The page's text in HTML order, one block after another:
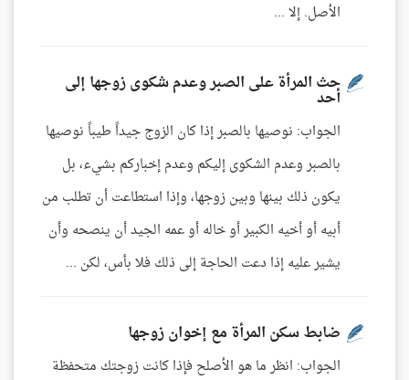
الأصل. إلا ...
حث المرأة على الصبر وعدم شكوى زوجها إلى
أحد
الجواب: نوصيها بالصبر إذا كان الزوج جيداً طيباً نوصيها
بالصبر وعدم الشكوى إليكم وعدم إخباركم بشيء، بل
يكون ذلك بينها وبين زوجها، وإذا استطاعت أن تطلب من
أبيه أو أخيه الكبير أو خاله أو عمه الجيد أن ينصحه وأن
يشير عليه إذا دعت الحاجة إلى ذلك فلا بأس، لكن ...
ضابط سكن المرأة مع إخوان زوجها
الجواب: انظر ما هو الأصلح فإذا كانت زوجتك متحفظة